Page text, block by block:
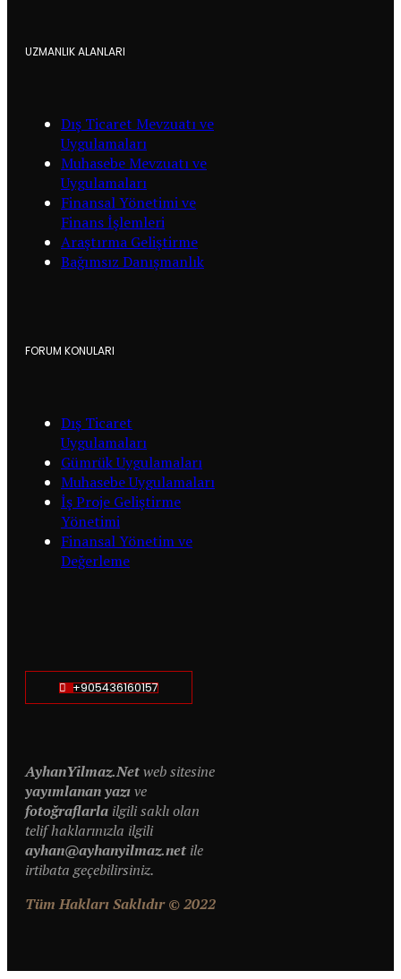
UZMANLIK ALANLARI
Dış Ticaret Mevzuatı ve
Uygulamaları
Muhasebe Mevzuatı ve
Uygulamaları
Finansal Yönetimi ve
Finans İşlemleri
Araştırma Geliştirme
Bağımsız Danışmanlık
FORUM KONULARI
Dış Ticaret
Uygulamaları
Gümrük Uygulamaları
Muhasebe Uygulamaları
İş Proje Geliştirme
Yönetimi
Finansal Yönetim ve
Değerleme
+905436160157
AyhanYilmaz.Netweb sitesine
yayımlanan yazıve
fotoğraflarla ilgili saklı olan
telif haklarınızla ilgili
ayhan@ayhanyilmaz.net ile
irtibata geçebilirsiniz.
Tüm Hakları Saklıdır © 2022